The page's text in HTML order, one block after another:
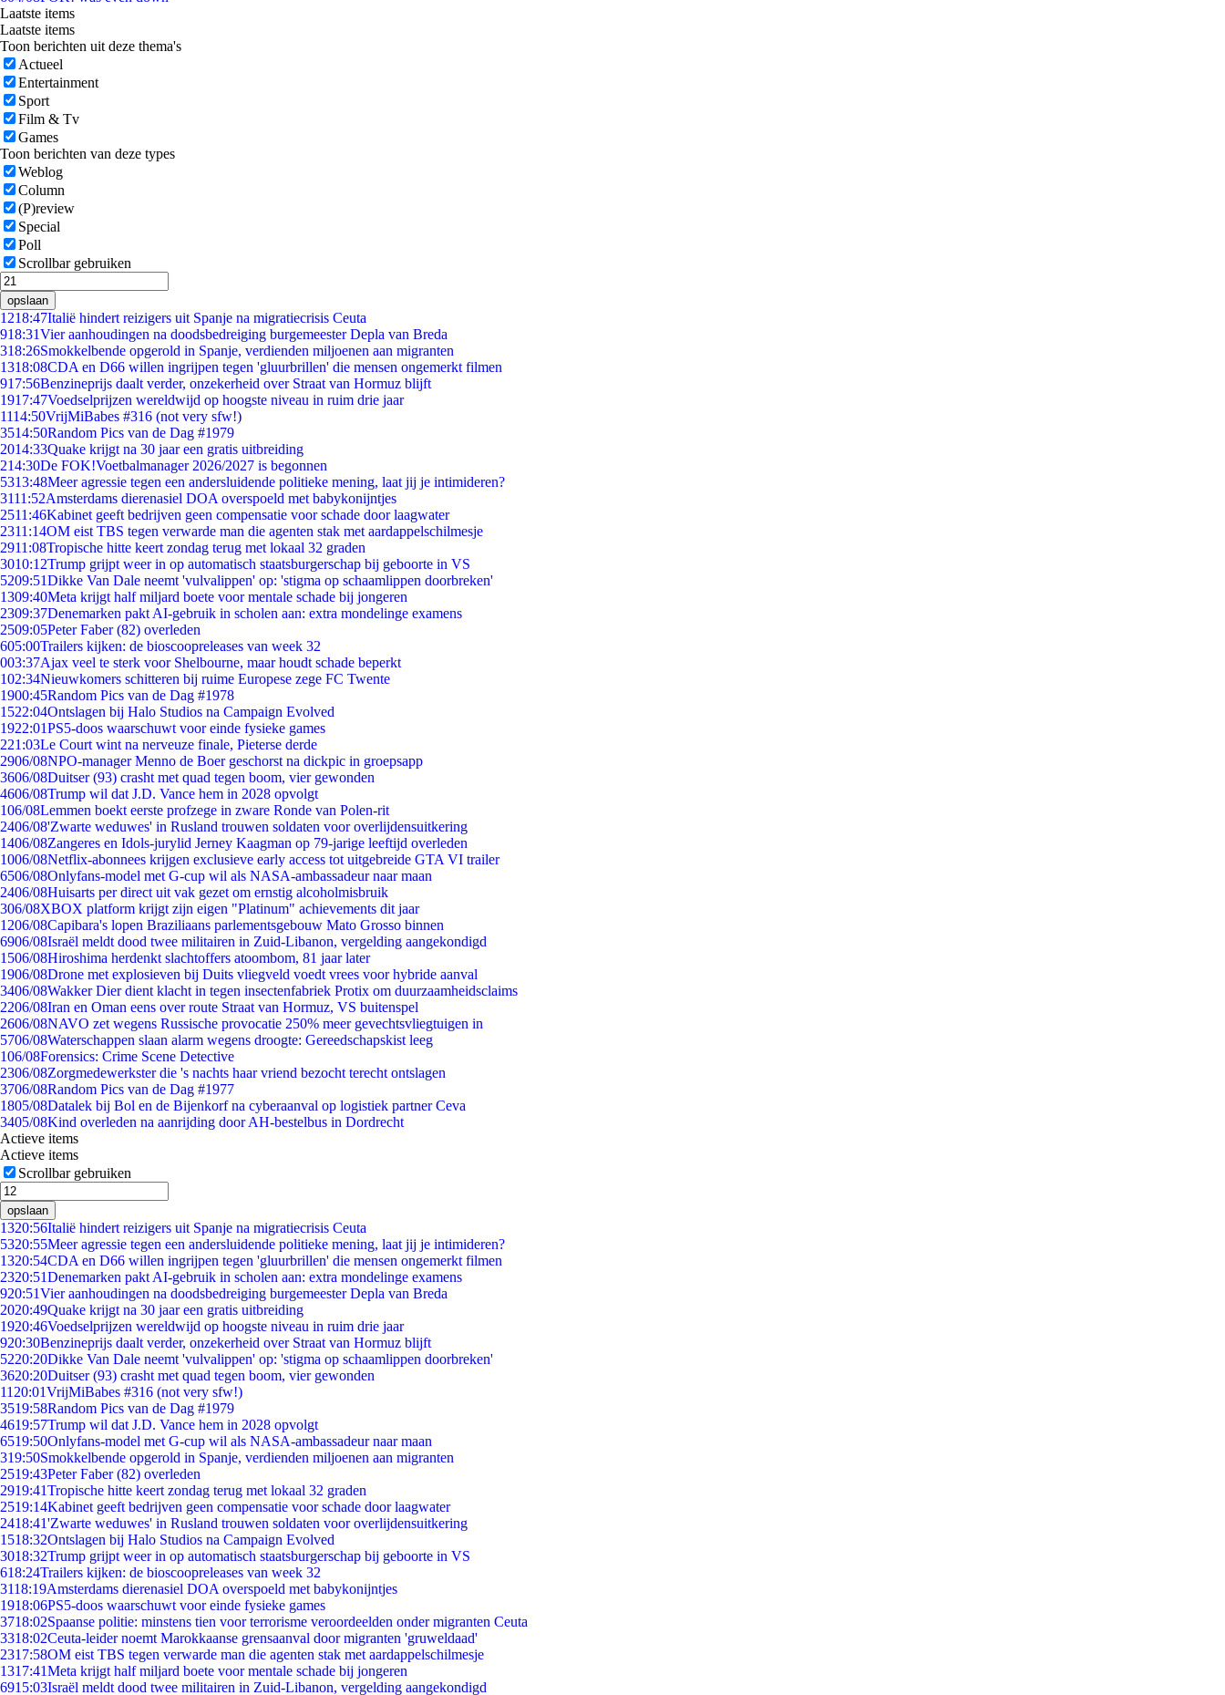
Laatste items
Laatste items
Toon berichten uit deze thema's
Actueel
Entertainment
Sport
Film & Tv
Games
Toon berichten van deze types
Weblog
Column
(P)review
Special
Poll
Scrollbar gebruiken
opslaan
1218:47Italië hindert reizigers uit Spanje na migratiecrisis Ceuta
918:31Vier aanhoudingen na doodsbedreiging burgemeester Depla van Breda
318:26Smokkelbende opgerold in Spanje, verdienden miljoenen aan migranten
1318:08CDA en D66 willen ingrijpen tegen 'gluurbrillen' die mensen ongemerkt filmen
917:56Benzineprijs daalt verder, onzekerheid over Straat van Hormuz blijft
1917:47Voedselprijzen wereldwijd op hoogste niveau in ruim drie jaar
1114:50VrijMiBabes #316 (not very sfw!)
3514:50Random Pics van de Dag #1979
2014:33Quake krijgt na 30 jaar een gratis uitbreiding
214:30De FOK!Voetbalmanager 2026/2027 is begonnen
5313:48Meer agressie tegen een andersluidende politieke mening, laat jij je intimideren?
3111:52Amsterdams dierenasiel DOA overspoeld met babykonijntjes
2511:46Kabinet geeft bedrijven geen compensatie voor schade door laagwater
2311:14OM eist TBS tegen verwarde man die agenten stak met aardappelschilmesje
2911:08Tropische hitte keert zondag terug met lokaal 32 graden
3010:12Trump grijpt weer in op automatisch staatsburgerschap bij geboorte in VS
5209:51Dikke Van Dale neemt 'vulvalippen' op: 'stigma op schaamlippen doorbreken'
1309:40Meta krijgt half miljard boete voor mentale schade bij jongeren
2309:37Denemarken pakt AI-gebruik in scholen aan: extra mondelinge examens
2509:05Peter Faber (82) overleden
605:00Trailers kijken: de bioscoopreleases van week 32
003:37Ajax veel te sterk voor Shelbourne, maar houdt schade beperkt
102:34Nieuwkomers schitteren bij ruime Europese zege FC Twente
1900:45Random Pics van de Dag #1978
1522:04Ontslagen bij Halo Studios na Campaign Evolved
1922:01PS5-doos waarschuwt voor einde fysieke games
221:03Le Court wint na nerveuze finale, Pieterse derde
2906/08NPO-manager Menno de Boer geschorst na dickpic in groepsapp
3606/08Duitser (93) crasht met quad tegen boom, vier gewonden
4606/08Trump wil dat J.D. Vance hem in 2028 opvolgt
106/08Lemmen boekt eerste profzege in zware Ronde van Polen-rit
2406/08'Zwarte weduwes' in Rusland trouwen soldaten voor overlijdensuitkering
1406/08Zangeres en Idols-jurylid Jerney Kaagman op 79-jarige leeftijd overleden
1006/08Netflix-abonnees krijgen exclusieve early access tot uitgebreide GTA VI trailer
6506/08Onlyfans-model met G-cup wil als NASA-ambassadeur naar maan
2406/08Huisarts per direct uit vak gezet om ernstig alcoholmisbruik
306/08XBOX platform krijgt zijn eigen "Platinum" achievements dit jaar
1206/08Capibara's lopen Braziliaans parlementsgebouw Mato Grosso binnen
6906/08Israël meldt dood twee militairen in Zuid-Libanon, vergelding aangekondigd
1506/08Hiroshima herdenkt slachtoffers atoombom, 81 jaar later
1906/08Drone met explosieven bij Duits vliegveld voedt vrees voor hybride aanval
3406/08Wakker Dier dient klacht in tegen insectenfabriek Protix om duurzaamheidsclaims
2206/08Iran en Oman eens over route Straat van Hormuz, VS buitenspel
2606/08NAVO zet wegens Russische provocatie 250% meer gevechtsvliegtuigen in
5706/08Waterschappen slaan alarm wegens droogte: Gereedschapskist leeg
106/08Forensics: Crime Scene Detective
2306/08Zorgmedewerkster die 's nachts haar vriend bezocht terecht ontslagen
3706/08Random Pics van de Dag #1977
1805/08Datalek bij Bol en de Bijenkorf na cyberaanval op logistiek partner Ceva
3405/08Kind overleden na aanrijding door AH-bestelbus in Dordrecht
Actieve items
Actieve items
Scrollbar gebruiken
opslaan
1320:56Italië hindert reizigers uit Spanje na migratiecrisis Ceuta
5320:55Meer agressie tegen een andersluidende politieke mening, laat jij je intimideren?
1320:54CDA en D66 willen ingrijpen tegen 'gluurbrillen' die mensen ongemerkt filmen
2320:51Denemarken pakt AI-gebruik in scholen aan: extra mondelinge examens
920:51Vier aanhoudingen na doodsbedreiging burgemeester Depla van Breda
2020:49Quake krijgt na 30 jaar een gratis uitbreiding
1920:46Voedselprijzen wereldwijd op hoogste niveau in ruim drie jaar
920:30Benzineprijs daalt verder, onzekerheid over Straat van Hormuz blijft
5220:20Dikke Van Dale neemt 'vulvalippen' op: 'stigma op schaamlippen doorbreken'
3620:20Duitser (93) crasht met quad tegen boom, vier gewonden
11 20:01VrijMiBabes #316 (not very sfw!)
3519:58Random Pics van de Dag #1979
4619:57Trump wil dat J.D. Vance hem in 2028 opvolgt
6519:50Onlyfans-model met G-cup wil als NASA-ambassadeur naar maan
319:50Smokkelbende opgerold in Spanje, verdienden miljoenen aan migranten
2519:43Peter Faber (82) overleden
2919:41Tropische hitte keert zondag terug met lokaal 32 graden
2519:14Kabinet geeft bedrijven geen compensatie voor schade door laagwater
2418:41'Zwarte weduwes' in Rusland trouwen soldaten voor overlijdensuitkering
1518:32Ontslagen bij Halo Studios na Campaign Evolved
3018:32Trump grijpt weer in op automatisch staatsburgerschap bij geboorte in VS
618:24Trailers kijken: de bioscoopreleases van week 32
3118:19Amsterdams dierenasiel DOA overspoeld met babykonijntjes
1918:06PS5-doos waarschuwt voor einde fysieke games
3718:02Spaanse politie: minstens tien voor terrorisme veroordeelden onder migranten Ceuta
3318:02Ceuta-leider noemt Marokkaanse grensaanval door migranten 'gruweldaad'
2317:58OM eist TBS tegen verwarde man die agenten stak met aardappelschilmesje
1317:41Meta krijgt half miljard boete voor mentale schade bij jongeren
6915:03Israël meldt dood twee militairen in Zuid-Libanon, vergelding aangekondigd